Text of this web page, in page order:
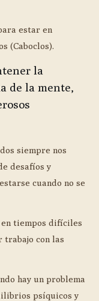
estar en
(Caboclos).
la
de la mente,
siempre nos
desafíos y
cuando no se
en tiempos difíciles
trabajo con las
hay un problema
psíquicos y